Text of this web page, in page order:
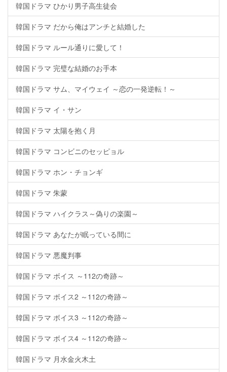
韓国ドラマ ひかり男子高生徒会
韓国ドラマ だから俺はアンチと結婚した
韓国ドラマ ルール通りに愛して！
韓国ドラマ 完璧な結婚のお手本
韓国ドラマ サム、マイウェイ ～恋の一発逆転！～
韓国ドラマ イ・サン
韓国ドラマ 太陽を抱く月
韓国ドラマ コンビニのセッピョル
韓国ドラマ ホン・チョンギ
韓国ドラマ 朱蒙
韓国ドラマ ハイクラス～偽りの楽園～
韓国ドラマ あなたが眠っている間に
韓国ドラマ 悪魔判事
韓国ドラマ ボイス ～112の奇跡～
韓国ドラマ ボイス2 ～112の奇跡～
韓国ドラマ ボイス3 ～112の奇跡～
韓国ドラマ ボイス4 ～112の奇跡～
韓国ドラマ 月水金火木土